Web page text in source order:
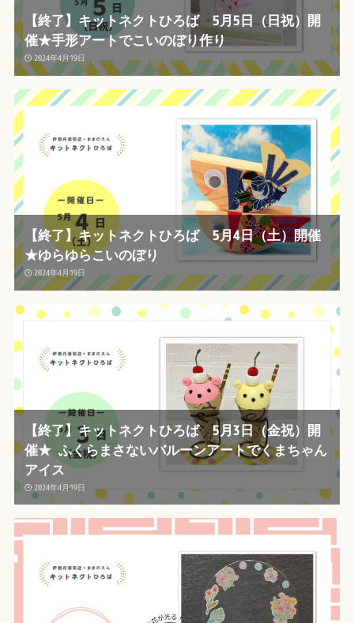
【終了】キットネクトひろば 5月5日（日祝）開
催★手形アートでこいのぼり作り
2024年4月19日
【終了】キットネクトひろば 5月4日（土）開催
★ゆらゆらこいのぼり
2024年4月19日
【終了】キットネクトひろば 5月3日（金祝）開
催★ ふくらまさないバルーンアートでくまちゃん
アイス
2024年4月19日